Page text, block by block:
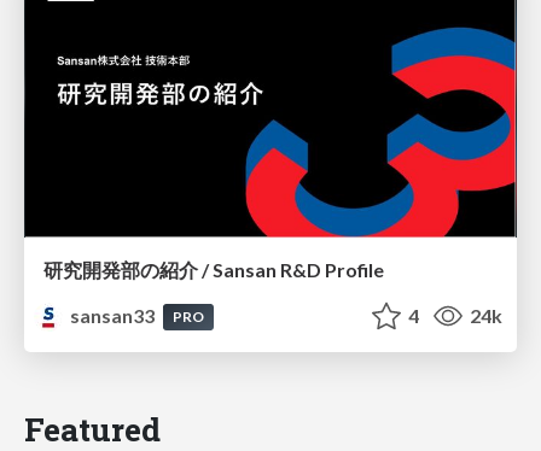
研究開発部の紹介 / Sansan R&D Profile
sansan33
PRO 4 24k
Featured